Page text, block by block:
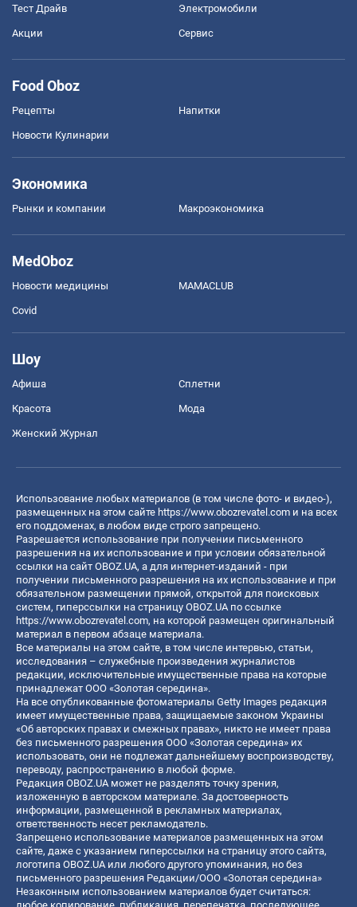
Тест Драйв Электромобили
Акции Сервис
Food Oboz
Рецепты Напитки
Новости Кулинарии
Экономика
Рынки и компании Mакроэкономика
MedOboz
Новости медицины MAMACLUB
Covid
Шоу
Афиша Сплетни
Красота Мода
Женский Журнал
Использование любых материалов (в том числе фото- и видео-),
размещенных на этом сайте https://www.obozrevatel.com и на всех
его поддоменах, в любом виде строго запрещено.
Разрешается использование при получении письменного
разрешения на их использование и при условии обязательной
ссылки на сайт OBOZ.UA, а для интернет-изданий - при
получении письменного разрешения на их использование и при
обязательном размещении прямой, открытой для поисковых
систем, гиперссылки на страницу OBOZ.UA по ссылке
https://www.obozrevatel.com, на которой размещен оригинальный
материал в первом абзаце материала.
Все материалы на этом сайте, в том числе интервью, статьи,
исследования – служебные произведения журналистов
редакции, исключительные имущественные права на которые
принадлежат ООО «Золотая середина».
На все опубликованные фотоматериалы Getty Images редакция
имеет имущественные права, защищаемые законом Украины
«Об авторских правах и смежных правах», никто не имеет права
без письменного разрешения ООО «Золотая середина» их
использовать, они не подлежат дальнейшему воспроизводству,
переводу, распространению в любой форме.
Редакция OBOZ.UA может не разделять точку зрения,
изложенную в авторском материале. За достоверность
информации, размещенной в рекламных материалах,
ответственность несет рекламодатель.
Запрещено использование материалов размещенных на этом
сайте, даже с указанием гиперссылки на страницу этого сайта,
логотипа OBOZ.UA или любого другого упоминания, но без
письменного разрешения Редакции/ООО «Золотая середина»
Незаконным использованием материалов будет считаться: